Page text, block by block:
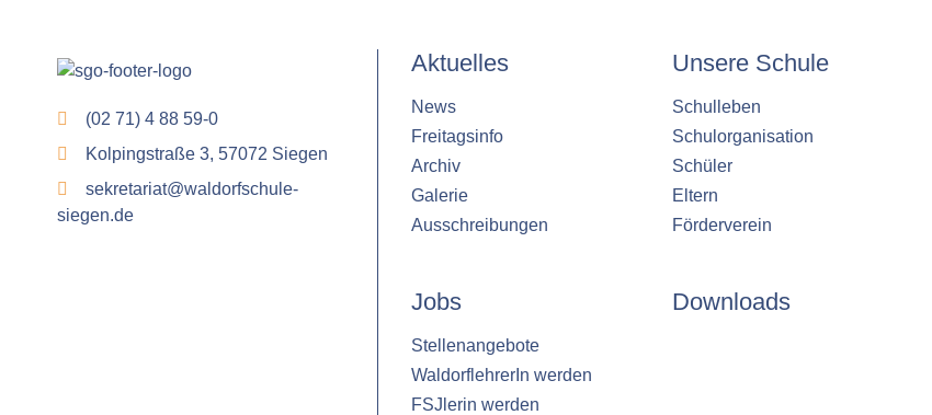
(02 71) 4 88 59-0
Kolpingstraße 3, 57072 Siegen
sekretariat@waldorfschule-
siegen.de
Aktuelles
News
Freitagsinfo
Archiv
Galerie
Ausschreibungen
Unsere Schule
Schulleben
Schulorganisation
Schüler
Eltern
Förderverein
Jobs
Stellenangebote
WaldorflehrerIn werden
FSJlerin werden
Downloads